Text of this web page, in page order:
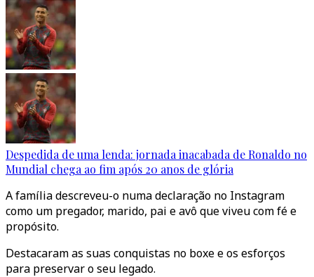
Despedida de uma lenda: jornada inacabada de Ronaldo no
Mundial chega ao fim após 20 anos de glória
A família descreveu-o numa declaração no Instagram
como um pregador, marido, pai e avô que viveu com fé e
propósito.
Destacaram as suas conquistas no boxe e os esforços
para preservar o seu legado.